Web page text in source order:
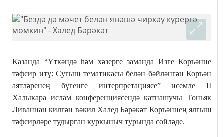
Казанда “Үткәндә һәм хәзерге заманда Изге Коръәнне
тәфсир итү: Сугыш тематикасы белән бәйләнгән Коръән
аятләренең бүгенге интерпретациясе” исемле II
Халыкара ислам конференциясендә катнашучы Төньяк
Ливаннан килгән вәкил Халед Бәрәкәт Коръәннең ялгыш
тәфсирләре тудырган куркыныч турында сөйләде.